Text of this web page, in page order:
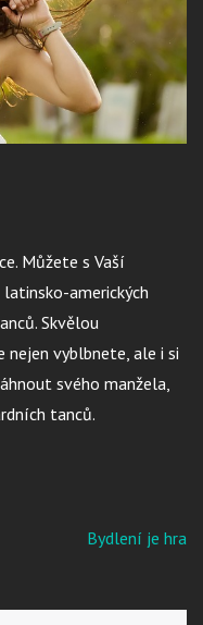
Můžete s Vaší
amerických
Skvělou
vyblbnete, ale i si
svého manžela,
tanců.
Bydlení je hra